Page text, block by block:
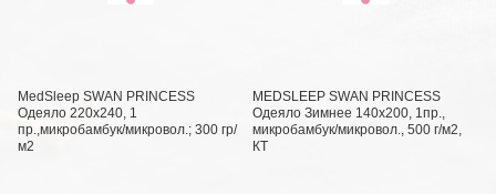
MedSleep SWAN PRINCESS
Одеяло 220х240, 1
пр.,микробамбук/микровол.; 300 гр/
м2
MEDSLEEP SWAN PRINCESS
Одеяло Зимнее 140х200, 1пр.,
микробамбук/микровол., 500 г/м2,
КТ